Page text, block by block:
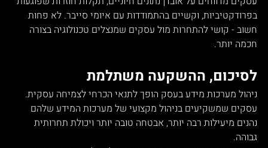
בפרודקטיביות, וקשיים בהתמודדות עם איומי סייבר. לא פחות
חשוב - קושי להתחרות מול עסקים שמנצלים טכנולוגיה בצורה
חכמה יותר.
לסיכום, ההשקעה משתלמת
ניהול מערכות מידע בעסק הופך לתנאי הכרחי לצמיחה עסקית.
עסקים שמשקיעים בניהול מקצועי של מערכות המידע שלהם
נהנים מיעילות רבה יותר, אבטחה טובה יותר ויכולת תחרותית
גבוהה.